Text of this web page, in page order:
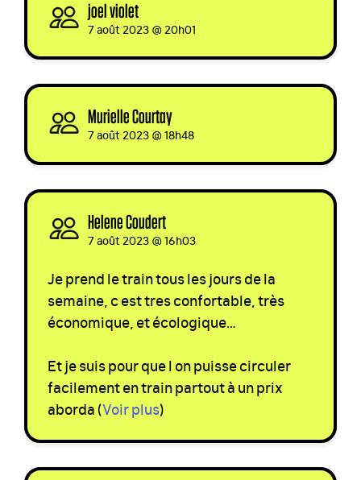
joel violet
7 août 2023 @ 20h01
Murielle Courtay
7 août 2023 @ 18h48
Helene Coudert
7 août 2023 @ 16h03
Je prend le train tous les jours de la
semaine, c est tres confortable, très
économique, et écologique…
Et je suis pour que l on puisse circuler
facilement en train partout à un prix
aborda(Voir plus)